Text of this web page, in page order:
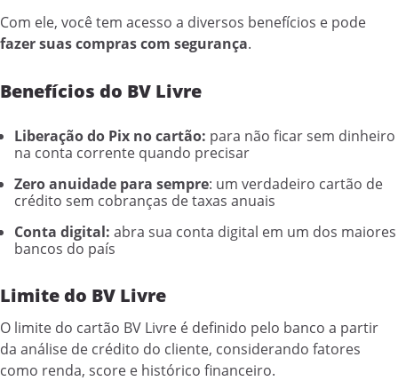
Com ele, você tem acesso a diversos benefícios e pode
fazer suas compras com segurança.
Benefícios do BV Livre
Liberação do Pix no cartão: para não ficar sem dinheiro
na conta corrente quando precisar
Zero anuidade para sempre: um verdadeiro cartão de
crédito sem cobranças de taxas anuais
Conta digital: abra sua conta digital em um dos maiores
bancos do país
Limite do BV Livre
O limite do cartão BV Livre é definido pelo banco a partir
da análise de crédito do cliente, considerando fatores
como renda, score e histórico financeiro.